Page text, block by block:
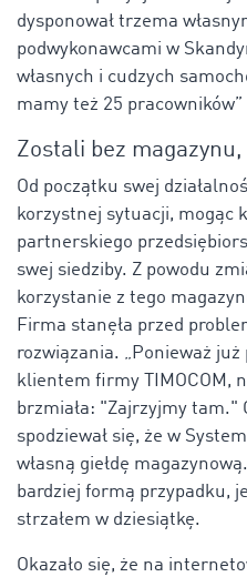
dysponował trzema
podwykonawcami w
własnych i cudzych
mamy też 25 pracowników”
Zostali bez
Od początku swej
korzystnej sytuacji, mogąc
partnerskiego
swej siedziby. Z powodu
korzystanie z tego
Firma stanęła przed
rozwiązania. „Ponieważ
klientem firmy TIMOCOM,
brzmiała: "Zajrzyjmy tam."
spodziewał się, że w
własną giełdę
bardziej formą przypadku,
strzałem w dziesiątkę.
Okazało się, że na